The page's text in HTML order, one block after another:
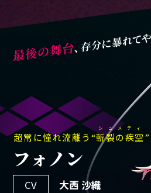
超常に憧れ流離う“斬裂の疾空
シュメティ
”
フォノン
CV 大西 沙織